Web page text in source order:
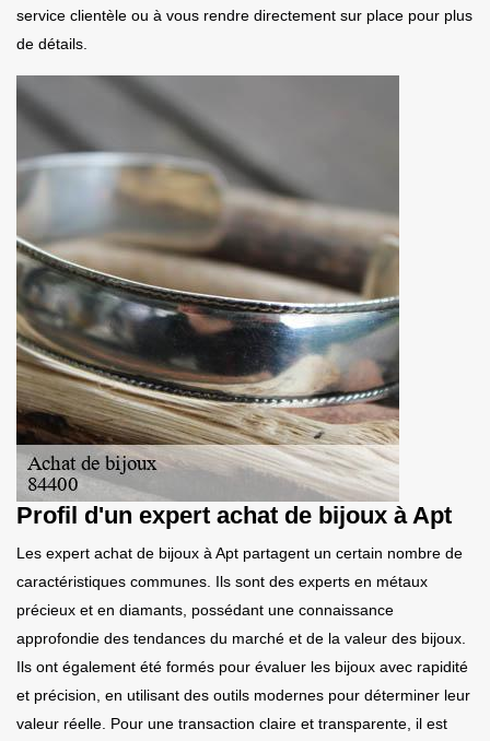
service clientèle ou à vous rendre directement sur place pour plus
de détails.
Profil d'un expert achat de bijoux à Apt
Les expert achat de bijoux à Apt partagent un certain nombre de
caractéristiques communes. Ils sont des experts en métaux
précieux et en diamants, possédant une connaissance
approfondie des tendances du marché et de la valeur des bijoux.
Ils ont également été formés pour évaluer les bijoux avec rapidité
et précision, en utilisant des outils modernes pour déterminer leur
valeur réelle. Pour une transaction claire et transparente, il est